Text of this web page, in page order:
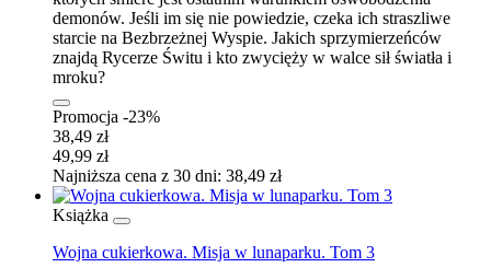
demonów. Jeśli im się nie powiedzie, czeka ich straszliwe
starcie na Bezbrzeżnej Wyspie. Jakich sprzymierzeńców
znajdą Rycerze Świtu i kto zwycięży w walce sił światła i
mroku?
Promocja -23%
38,49 zł
49,99 zł
Najniższa cena z 30 dni: 38,49 zł
Książka
Wojna cukierkowa. Misja w lunaparku. Tom 3